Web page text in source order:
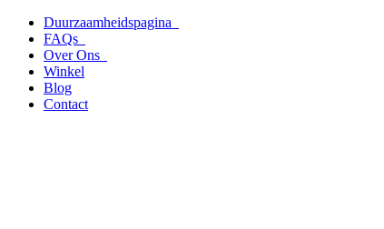
naar
inhoud
Duurzaamheidspagina
FAQs
Over Ons
Winkel
Blog
Contact